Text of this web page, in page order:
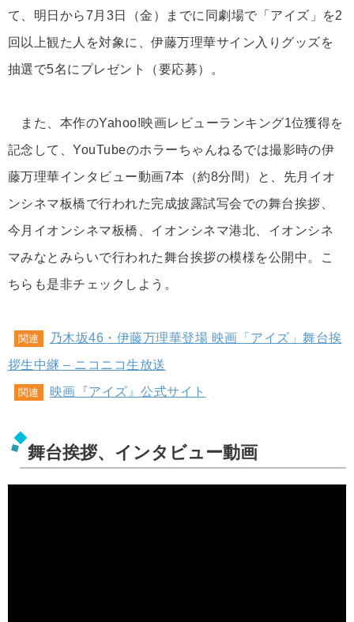
て、明日から7月3日（金）までに同劇場で「アイズ」を2
回以上観た人を対象に、伊藤万理華サイン入りグッズを
抽選で5名にプレゼント（要応募）。
また、本作のYahoo!映画レビューランキング1位獲得を
記念して、YouTubeのホラーちゃんねるでは撮影時の伊
藤万理華インタビュー動画7本（約8分間）と、先月イオ
ンシネマ板橋で行われた完成披露試写会での舞台挨拶、
今月イオンシネマ板橋、イオンシネマ港北、イオンシネ
マみなとみらいで行われた舞台挨拶の模様を公開中。こ
ちらも是非チェックしよう。
関連
乃木坂46・伊藤万理華登場 映画「アイズ」舞台挨
拶生中継 – ニコニコ生放送
関連 映画『アイズ』公式サイト
舞台挨拶、インタビュー動画